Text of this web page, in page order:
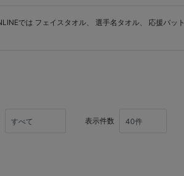
では フェイスタオル、 選手名タオル、 応援バット
表示件数